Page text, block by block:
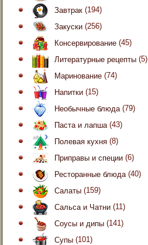
Завтрак (194)
Закуски (256)
Консервирование (45)
Литературные рецепты (5)
Маринование (74)
Напитки (15)
Необычные блюда (79)
Паста и лапша (43)
Полевая кухня (8)
Приправы и специи (6)
Ресторанные блюда (40)
Салаты (159)
Сальса и Чатни (11)
Соусы и дипы (141)
Супы (101)